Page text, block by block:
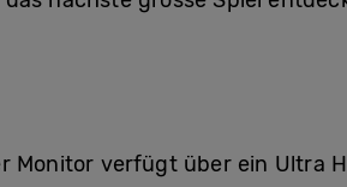
Monitor verfügt über ein Ultra